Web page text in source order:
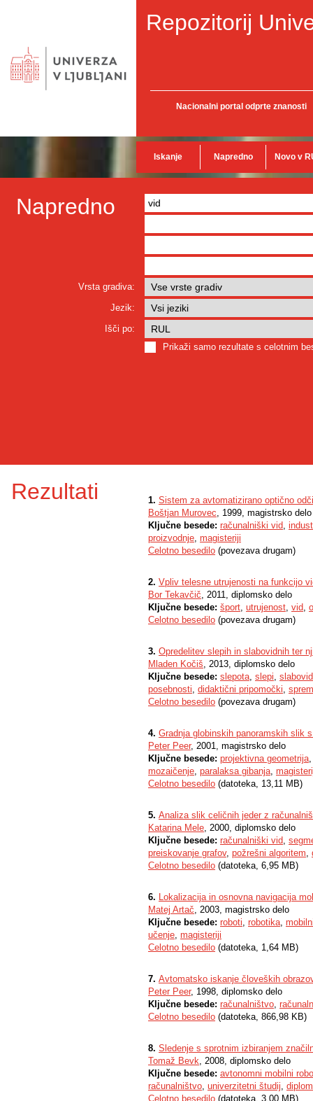
Repozitorij
Nacionalni portal odprte znanosti
Iskanje Napredno Novo v
Napredno
Vrsta gradiva:
Jezik:
Išči po:
Prikaži samo rezultate s celotnim
Rezultati 1. Sistem za avtomatizirano optično
Boštjan Murovec, 1999, magistrsko delo
Ključne besede: računalniški vid,
proizvodnje, magisteriji
Celotno besedilo (povezava drugam)
2. Vpliv telesne utrujenosti na funkcijo
Bor Tekavčič, 2011, diplomsko delo
Ključne besede: šport, utrujenost, vid,
Celotno besedilo (povezava drugam)
3. Opredelitev slepih in slabovidnih ter
Mladen Kočiš, 2013, diplomsko delo
Ključne besede: slepota, slepi,
posebnosti, didaktični pripomočki,
Celotno besedilo (povezava drugam)
4. Gradnja globinskih panoramskih slik
Peter Peer, 2001, magistrsko delo
Ključne besede: projektivna geometrija
mozaičenje, paralaksa gibanja,
Celotno besedilo (datoteka, 13,11 MB)
5. Analiza slik celičnih jeder z
Katarina Mele, 2000, diplomsko delo
Ključne besede: računalniški vid,
preiskovanje grafov, požrešni algoritem,
Celotno besedilo (datoteka, 6,95 MB)
6. Lokalizacija in osnovna navigacija
Matej Artač, 2003, magistrsko delo
Ključne besede: roboti, robotika,
učenje, magisteriji
Celotno besedilo (datoteka, 1,64 MB)
7. Avtomatsko iskanje človeških
Peter Peer, 1998, diplomsko delo
Ključne besede: računalništvo,
Celotno besedilo (datoteka, 866,98 KB)
8. Sledenje s sprotnim izbiranjem
Tomaž Bevk, 2008, diplomsko delo
Ključne besede: avtonomni mobilni
računalništvo, univerzitetni študij,
Celotno besedilo (datoteka, 3,00 MB)